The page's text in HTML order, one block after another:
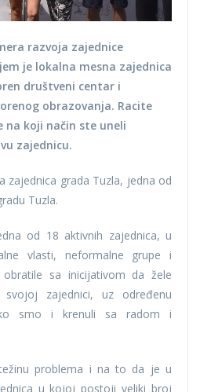
razvoja zajednice
je lokalna mesna zajednica
društveni centar i
obrazovanja. Racite
na koji način ste uneli
zajednicu.
zajednica grada Tuzla, jedna od
Tuzla.
od 18 aktivnih zajednica, u
vlasti, neformalne grupe i
obratile sa inicijativom da žele
zajednici, uz određenu
smo i krenuli sa radom i
problema i na to da je u
u kojoj postoji veliki broj